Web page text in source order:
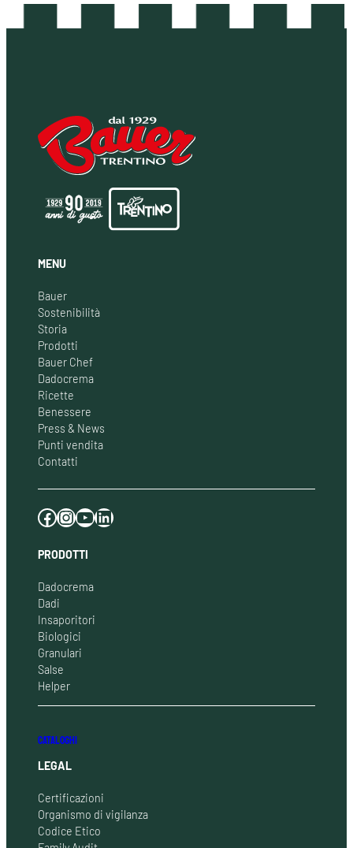
MENU
Bauer
Sostenibilità
Storia
Prodotti
Bauer Chef
Dadocrema
Ricette
Benessere
Press & News
Punti vendita
Contatti
Facebook Instagram YouTube LinkedIn
PRODOTTI
Dadocrema
Dadi
Insaporitori
Biologici
Granulari
Salse
Helper
CATALOGHI
LEGAL
Certificazioni
Organismo di vigilanza
Codice Etico